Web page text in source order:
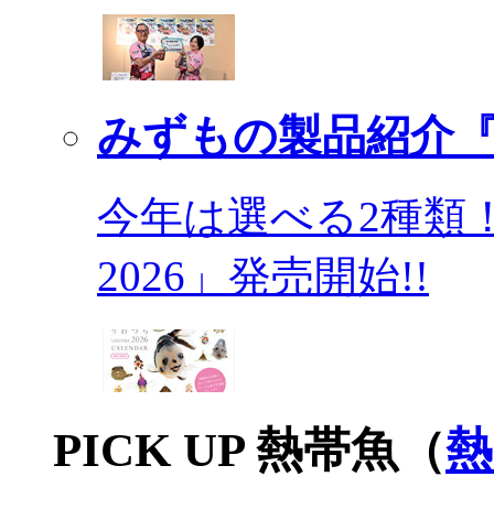
みずもの製品紹介
今年は選べる2種類
2026」発売開始!!
PICK UP 熱帯魚（